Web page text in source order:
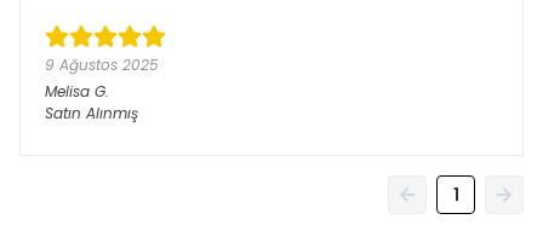
9 Ağustos 2025
Melisa G.
Satın Alınmış
1